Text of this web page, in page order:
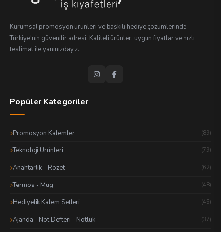
Kurumsal promosyon ürünleri ve baskılı hediye çözümlerinde
Türkiye'nin güvenilir adresi. Kaliteli ürünler, uygun fiyatlar ve hızlı
teslimat ile yanınızdayız.
Popüler Kategoriler
Promosyon Kalemler (89)
Teknoloji Ürünleri (79)
Anahtarlık - Rozet (62)
Termos - Mug (48)
Hediyelik Kalem Setleri (45)
Ajanda - Not Defteri - Notluk (37)